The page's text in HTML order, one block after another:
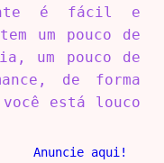
é fácil e
um pouco de
um pouco de
de forma
está louco
Anuncie aqui!